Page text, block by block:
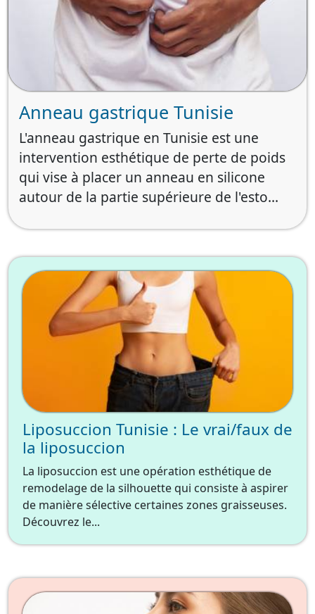
Anneau gastrique Tunisie
L'anneau gastrique en Tunisie est une
intervention esthétique de perte de poids
qui vise à placer un anneau en silicone
autour de la partie supérieure de l'esto...
Liposuccion Tunisie : Le vrai/faux de
la liposuccion
La liposuccion est une opération esthétique de
remodelage de la silhouette qui consiste à aspirer
de manière sélective certaines zones graisseuses.
Découvrez le...